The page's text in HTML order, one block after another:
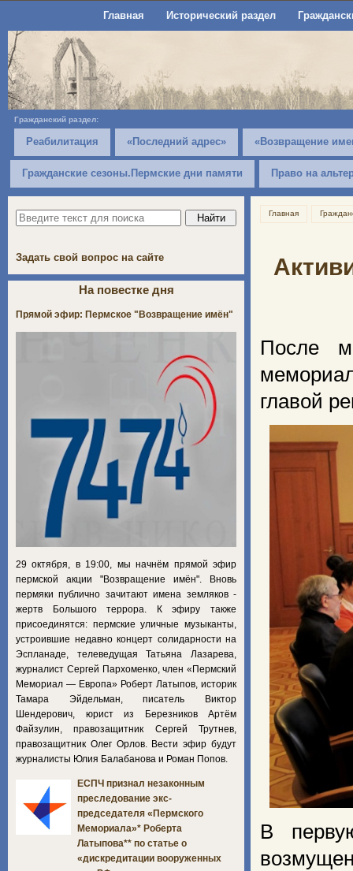
Главная Исторический раздел
Гражданский раздел:
Реабилитация «Последний адрес» «Возвращение
Гражданские сезоны.Пермские дни памяти Право на
Главная
После
главой
В
Задать свой вопрос на сайте
На повестке дня
Прямой эфир: Пермское "Возвращение имён"
29 октября, в 19:00, мы начнём прямой эфир
пермской акции "Возвращение имён". Вновь
пермяки публично зачитают имена земляков -
жертв Большого террора. К эфиру также
присоединятся: пермские уличные музыканты,
устроившие недавно концерт солидарности на
Эспланаде, телеведущая Татьяна Лазарева,
журналист Сергей Пархоменко, член «Пермский
Мемориал — Европа» Роберт Латыпов, историк
Тамара Эйдельман, писатель Виктор
Шендерович, юрист из Березников Артём
Файзулин, правозащитник Сергей Трутнев,
правозащитник Олег Орлов. Вести эфир будут
журналисты Юлия Балабанова и Роман Попов.
ЕСПЧ признал незаконным
преследование экс-
председателя «Пермского
Мемориала»* Роберта
Латыпова** по статье о
«дискредитации вооруженных